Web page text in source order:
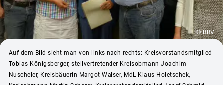
© BBV
Auf dem Bild sieht man von links nach rechts: Kreisvorstandsmitglied
Tobias Königsberger, stellvertretender Kreisobmann Joachim
Nuscheler, Kreisbäuerin Margot Walser, MdL Klaus Holetschek,